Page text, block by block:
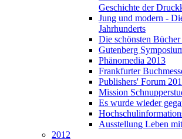
Geschichte der
Jung und modern -
Jahrhunderts
Die schönsten
Gutenberg
Phänomedia 2013
Frankfurter
Publishers' Forum
Mission
Es wurde wieder
Ausstellung Leben
2012